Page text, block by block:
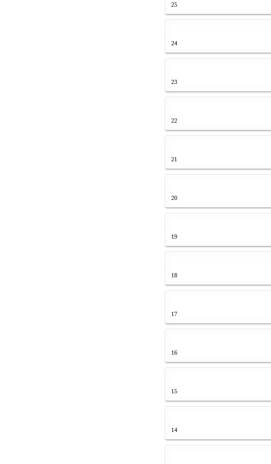
25
24
23
22
21
20
19
18
17
16
15
14